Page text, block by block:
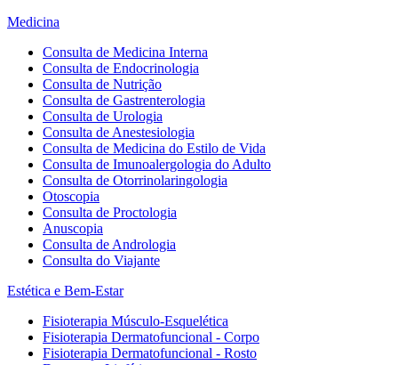
Medicina
Consulta de Medicina Interna
Consulta de Endocrinologia
Consulta de Nutrição
Consulta de Gastrenterologia
Consulta de Urologia
Consulta de Anestesiologia
Consulta de Medicina do Estilo de Vida
Consulta de Imunoalergologia do Adulto
Consulta de Otorrinolaringologia
Otoscopia
Consulta de Proctologia
Anuscopia
Consulta de Andrologia
Consulta do Viajante
Estética e Bem-Estar
Fisioterapia Músculo-Esquelética
Fisioterapia Dermatofuncional - Corpo
Fisioterapia Dermatofuncional - Rosto